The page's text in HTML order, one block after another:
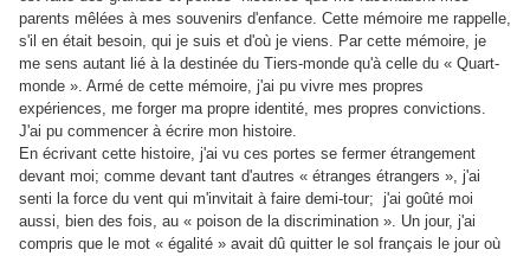
parents mêlées à mes souvenirs d'enfance. Cette mémoire me rappelle,
s'il en était besoin, qui je suis et d'où je viens. Par cette mémoire, je
me sens autant lié à la destinée du Tiers-monde qu'à celle du « Quart-
monde ». Armé de cette mémoire, j'ai pu vivre mes propres
expériences, me forger ma propre identité, mes propres convictions.
J'ai pu commencer à écrire mon histoire.
En écrivant cette histoire, j'ai vu ces portes se fermer étrangement
devant moi; comme devant tant d'autres « étranges étrangers », j'ai
senti la force du vent qui m'invitait à faire demi-tour; j'ai goûté moi
aussi, bien des fois, au « poison de la discrimination ». Un jour, j'ai
compris que le mot « égalité » avait dû quitter le sol français le jour où